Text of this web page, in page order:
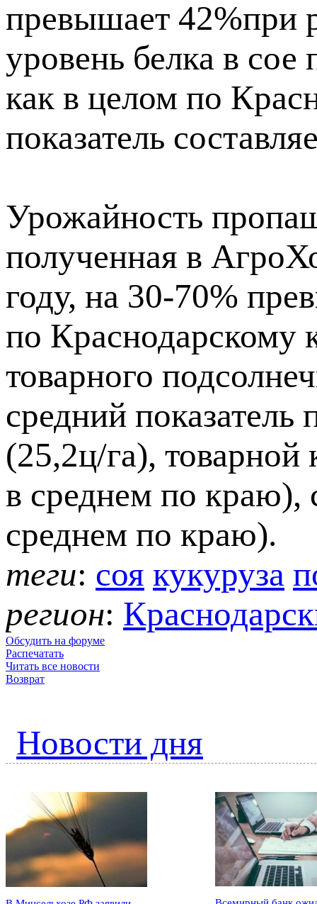
превышает 42%при
уровень белка в
как в целом по
показатель
Урожайность
полученная в
году, на 30-70%
по Краснодарскому
товарного
средний
(25,2ц/га),
в среднем по краю),
среднем по краю).
теги: соя кукуруза
регион:
Обсудить на форуме
Распечатать
Читать все новости
Возврат
Новости дня